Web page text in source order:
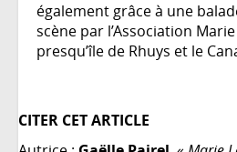
également grâce à une
scène par l’Association
presqu’île de Rhuys et le
CITER CET ARTICLE